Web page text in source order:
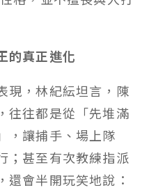
的真正進化
現，林紀紜坦言，陳
往往都是從「先堆滿
，讓捕手、場上隊
；甚至有次教練指派
還會半開玩笑地說：